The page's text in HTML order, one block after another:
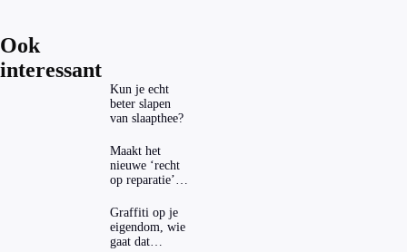
Ook
interessant
Kun je echt
beter slapen
van slaapthee?
Maakt het
nieuwe ‘recht
op reparatie’
echt
aantrekkelijker?
Graffiti op je
eigendom, wie
gaat dat